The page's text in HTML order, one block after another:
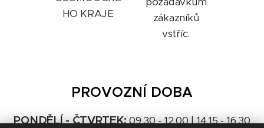
HO KRAJE
zákazníků
vstříc.
PROVOZNÍ DOBA
PONDĚLÍ - ČTVRTEK:09.30 - 12.00 | 14.15 - 16.30